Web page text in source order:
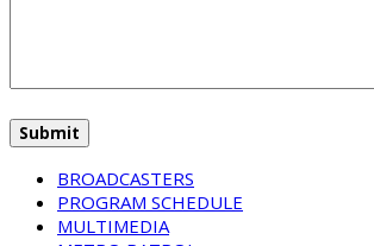
BROADCASTERS
PROGRAM SCHEDULE
MULTIMEDIA